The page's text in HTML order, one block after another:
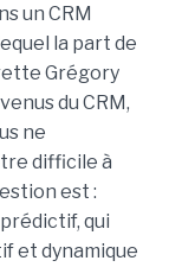
un CRM
la part de
Grégory
du CRM,
ne
difficile à
est :
qui
et dynamique